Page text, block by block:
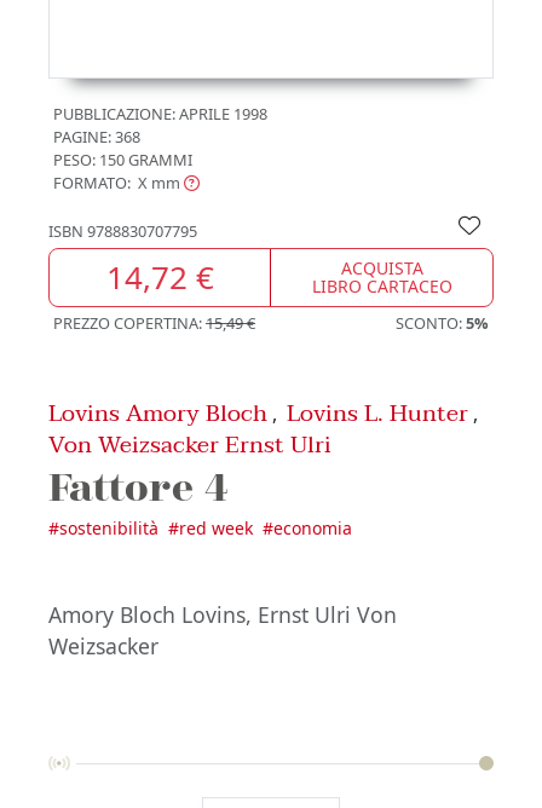
PUBBLICAZIONE:APRILE 1998
PAGINE: 368
PESO: 150 GRAMMI
FORMATO: X mm
ISBN 9788830707795
14,72 € ACQUISTA
LIBRO CARTACEO
PREZZO COPERTINA:15,49 € SCONTO:5%
Lovins Amory Bloch , Lovins L. Hunter ,
Von Weizsacker Ernst Ulri
Fattore 4
#sostenibilità #red week #economia
Amory Bloch Lovins, Ernst Ulri Von
Weizsacker